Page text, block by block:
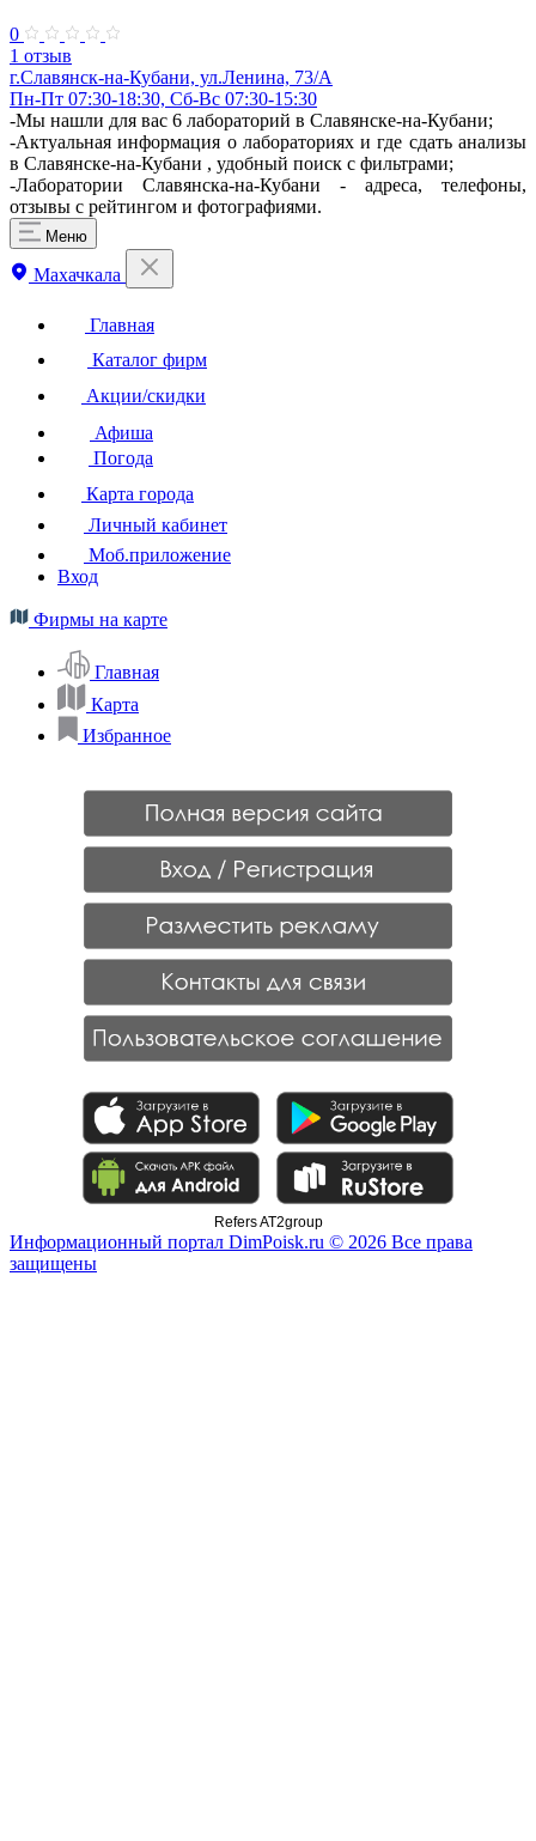
0
1 отзыв
г.Славянск-на-Кубани, ул.​Ленина, 73/А
Пн-Пт 07:30-18:30, Сб-Вс 07:30-15:30
-Мы нашли для вас 6 лабораторий в Славянске-на-Кубани;
-Актуальная информация о лабораториях и где сдать анализы
в Славянске-на-Кубани , удобный поиск с фильтрами;
-Лаборатории Славянска-на-Кубани - адреса, телефоны,
отзывы с рейтингом и фотографиями.
Меню
Махачкала
Главная
Каталог фирм
Акции/скидки
Афиша
Погода
Карта города
Личный кабинет
Моб.приложение
Вход
Фирмы на карте
Главная
Карта
Избранное
Refers AT2group
Информационный портал DimPoisk.ru © 2026 Все права
защищены